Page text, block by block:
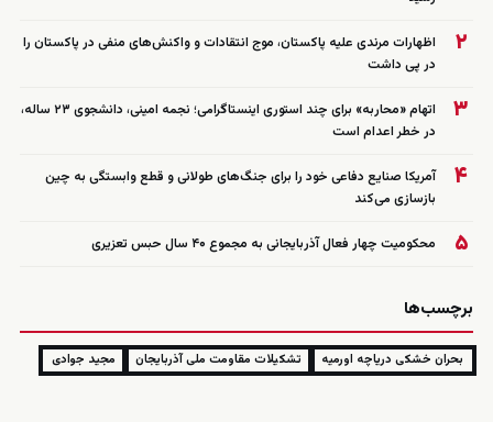
۲
اظهارات مرندی علیه پاکستان، موج انتقادات و واکنش‌های منفی در پاکستان را
در پی داشت
۳
اتهام «محاربه» برای چند استوری اینستاگرامی؛ نجمه امینی، دانشجوی ۲۳ ساله،
در خطر اعدام است
۴
آمریکا صنایع دفاعی خود را برای جنگ‌های طولانی و قطع وابستگی به چین
بازسازی می‌کند
۵ محکومیت چهار فعال آذربایجانی به مجموع ۴۰ سال حبس تعزیری
برچسب‌ها
بحران خشکی دریاچه اورمیه تشکیلات مقاومت ملی آذربایجان مجید جوادی